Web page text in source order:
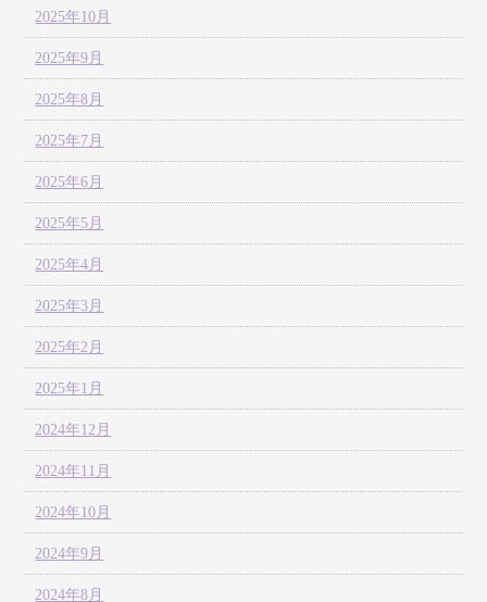
2025年10月
2025年9月
2025年8月
2025年7月
2025年6月
2025年5月
2025年4月
2025年3月
2025年2月
2025年1月
2024年12月
2024年11月
2024年10月
2024年9月
2024年8月